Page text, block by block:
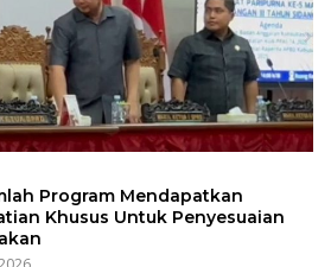
Program Mendapatkan
Khusus Untuk Penyesuaian